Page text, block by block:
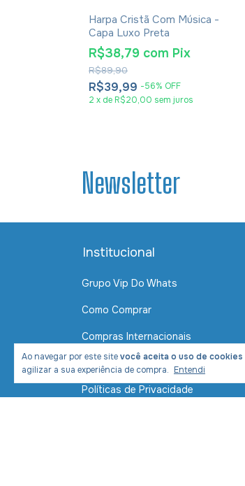
Ao navegar por este sitevocê aceita o uso de cookies
agilizar a sua experiência de compra. Entendi
Harpa Cristã Com Música -
Capa Luxo Preta
R$39,99 -56% OFF
R$89,90
R$38,79 com Pix
2 x de R$20,00 sem juros
Newsletter
Institucional
Grupo Vip Do Whats
Como Comprar
Compras Internacionais
Contato
Políticas de Privacidade